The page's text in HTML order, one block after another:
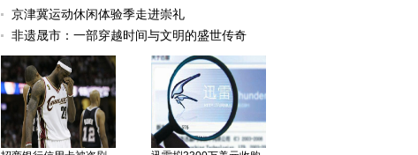
京津冀运动休闲体验季走进崇礼
非遗晟市：一部穿越时间与文明的盛世传奇